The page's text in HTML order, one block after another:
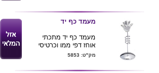
המוצר
מעמד כף יד
מעמד כף יד מתכתי
אוחז דפי ממו וכרטיסי
ביקור
המעמד
מק"ט: 5853